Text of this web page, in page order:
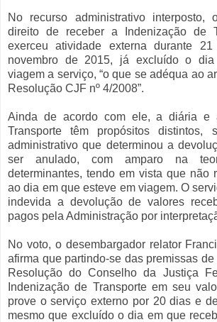
No recurso administrativo interposto,
direito de receber a Indenização de
exerceu atividade externa durante
novembro de 2015, já excluído o
viagem a serviço, “o que se adéqua ao
Resolução CJF nº 4/2008”.
Ainda de acordo com ele, a diária e
Transporte têm propósitos
administrativo que determinou a
ser anulado, com amparo na
determinantes, tendo em vista que não
ao dia em que esteve em viagem. O
indevida a devolução de valores
pagos pela Administração por
No voto, o desembargador relator
afirma que partindo-se das premissas
Resolução do Conselho da Justiça
Indenização de Transporte em seu
prove o serviço externo por 20 dias e
mesmo que excluído o dia em que